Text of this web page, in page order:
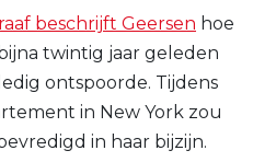
beschrijft Geersen hoe
twintig jaar geleden
ontspoorde. Tijdens
in New York zou
in haar bijzijn.